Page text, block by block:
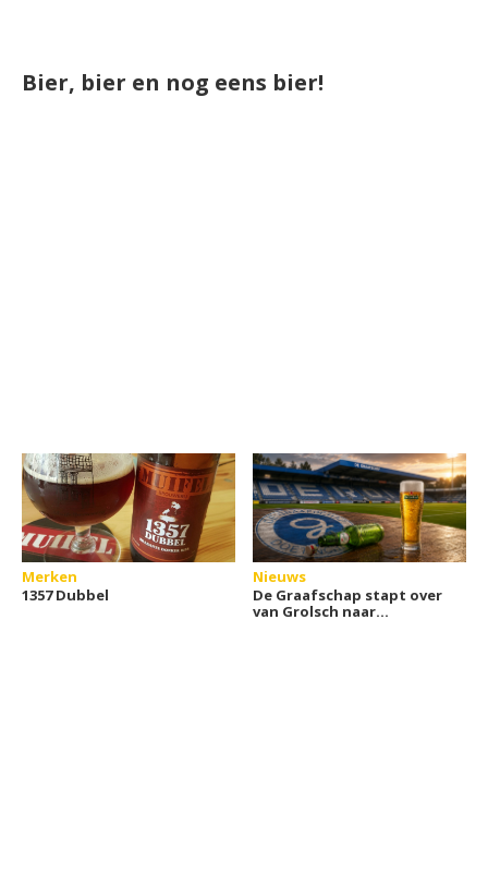
Bier, bier en nog eens bier!
Merken
1357 Dubbel
Nieuws
De Graafschap stapt over
van Grolsch naar